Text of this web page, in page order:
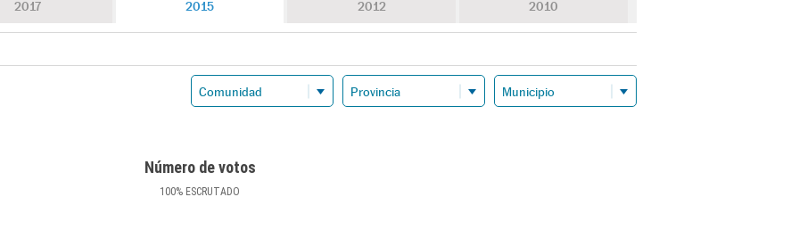
2017 2015 2012 2010
Número de votos
100% ESCRUTADO